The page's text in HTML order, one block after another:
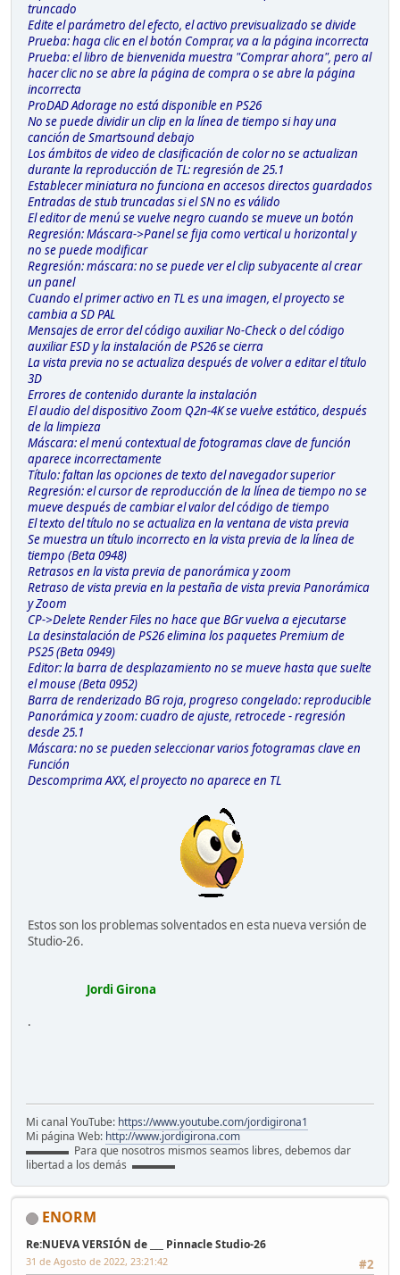
truncado
Edite el parámetro del efecto, el activo previsualizado se divide
Prueba: haga clic en el botón Comprar, va a la página incorrecta
Prueba: el libro de bienvenida muestra "Comprar ahora", pero al
hacer clic no se abre la página de compra o se abre la página
incorrecta
ProDAD Adorage no está disponible en PS26
No se puede dividir un clip en la línea de tiempo si hay una
canción de Smartsound debajo
Los ámbitos de video de clasificación de color no se actualizan
durante la reproducción de TL: regresión de 25.1
Establecer miniatura no funciona en accesos directos guardados
Entradas de stub truncadas si el SN no es válido
El editor de menú se vuelve negro cuando se mueve un botón
Regresión: Máscara->Panel se fija como vertical u horizontal y
no se puede modificar
Regresión: máscara: no se puede ver el clip subyacente al crear
un panel
Cuando el primer activo en TL es una imagen, el proyecto se
cambia a SD PAL
Mensajes de error del código auxiliar No-Check o del código
auxiliar ESD y la instalación de PS26 se cierra
La vista previa no se actualiza después de volver a editar el título
3D
Errores de contenido durante la instalación
El audio del dispositivo Zoom Q2n-4K se vuelve estático, después
de la limpieza
Máscara: el menú contextual de fotogramas clave de función
aparece incorrectamente
Título: faltan las opciones de texto del navegador superior
Regresión: el cursor de reproducción de la línea de tiempo no se
mueve después de cambiar el valor del código de tiempo
El texto del título no se actualiza en la ventana de vista previa
Se muestra un título incorrecto en la vista previa de la línea de
tiempo (Beta 0948)
Retrasos en la vista previa de panorámica y zoom
Retraso de vista previa en la pestaña de vista previa Panorámica
y Zoom
CP->Delete Render Files no hace que BGr vuelva a ejecutarse
La desinstalación de PS26 elimina los paquetes Premium de
PS25 (Beta 0949)
Editor: la barra de desplazamiento no se mueve hasta que suelte
el mouse (Beta 0952)
Barra de renderizado BG roja, progreso congelado: reproducible
Panorámica y zoom: cuadro de ajuste, retrocede - regresión
desde 25.1
Máscara: no se pueden seleccionar varios fotogramas clave en
Función
Descomprima AXX, el proyecto no aparece en TL
Estos son los problemas solventados en esta nueva versión de
Studio-26.
Jordi Girona
.
Mi canal YouTube: https://www.youtube.com/jordigirona1
Mi página Web: http://www.jordigirona.com
▬▬▬▬ Para que nosotros mismos seamos libres, debemos dar
libertad a los demás ▬▬▬▬
ENORM
Re:NUEVA VERSIÓN de ___ Pinnacle Studio-26
#2
31 de Agosto de 2022, 23:21:42